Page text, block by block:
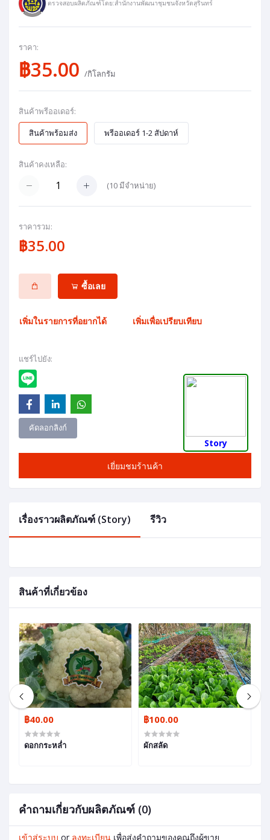
ตรวจสอบผลิตภัณฑ์โดย:สำนักงานพัฒนาชุมชนจังหวัดสุรินทร์
ราคา:
฿35.00 /กิโลกรัม
สินค้าพรีออเดอร์:
สินค้าพร้อมส่ง
พรีออเดอร์ 1-2 สัปดาห์
สินค้าคงเหลือ:
(10มีจำหน่าย)
ราคารวม:
฿35.00
ซื้อเลย
เพิ่มในรายการที่อยากได้ เพิ่มเพื่อเปรียบเทียบ
แชร์ไปยัง:
คัดลอกลิงก์
เยี่ยมชมร้านค้า
Story
เรื่องราวผลิตภัณฑ์ (Story) รีวิว
สินค้าที่เกี่ยวข้อง
฿40.00
ดอกกระหล่ำ
฿100.00
ผักสลัด
คำถามเกี่ยวกับผลิตภัณฑ์ (0)
เข้าสู่ระบบ or ลงทะเบียน เพื่อส่งคำถามของคุณถึงผู้ขาย